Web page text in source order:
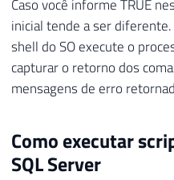
31
32
33
34
36
37
38
}
(
{
Caso você informe TRUE
inicial tende a ser
shell do SO execute o
capturar o retorno dos
mensagens de erro
Como executar
SQL Server